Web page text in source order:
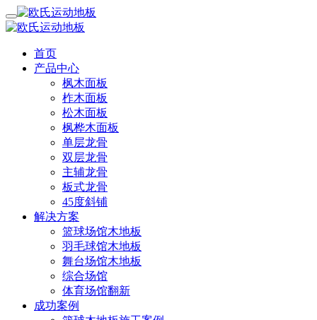
首页
产品中心
枫木面板
柞木面板
松木面板
枫桦木面板
单层龙骨
双层龙骨
主辅龙骨
板式龙骨
45度斜铺
解决方案
篮球场馆木地板
羽毛球馆木地板
舞台场馆木地板
综合场馆
体育场馆翻新
成功案例